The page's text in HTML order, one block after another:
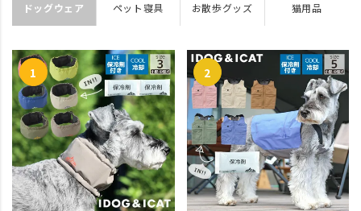
ドッグウェア ペット寝具 お散歩グッズ 猫用品